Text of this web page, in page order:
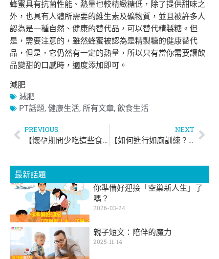
蜂蜜具有抗菌性能、熱量也較精緻糖低，除了提供甜味之
外， 也具有人體所需要的維生素及礦物質， 並且被許多人
認為是一種自然、健康的替代品，可以替代精製糖。 但
是，需要注意的，雖然蜂蜜被認為是精製糖的健康替代
品，但是， 它仍然有一定的熱量，所以只有當你需要讓飲
品變甜的口感時， 適度添加即可。
減肥
減肥
PT話題, 健康生活, 所有文章, 飲食生活
PREVIOUS
【懷孕期間少吃這些食物！】
NEXT
【如何進行如廁訓練？】
最新話題
你準備好迎接「空巢新人生」了
嗎？
2026-03-24
親子短文：陪伴的魔力
2025-11-14